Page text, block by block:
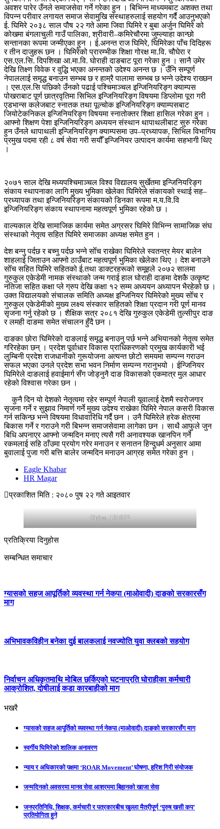
अवशर पारेर उँनले समाजसेवा गर्ने गरेका हुन । बिभिन्न माध्यमबाट अशक्त तथा
विपन्न परीवार लगायत समाज सेवामुखि संस्थाहरुलाई सहयोग गर्दै आउनुभएको
ई. घिमिरे २०३८ साल पौष २२ गते आमा जिवा घिमिरे र बुबा अर्जुन घिमिरे को
कोखमा बंगलाचुली गाउँ पालिका, श्रीवारी–कमिरेचौरमा जुम्ल्याहा कान्छो
सन्तानका रूपमा जन्मीएका हुन । ई.अनन्त राज घिमिरे, घिमिरेका पाँच दिदिहरू
र तीन दाजुहरू छन । घिमिरेको प्रारम्भीक शिक्षा गोरक्ष मा.वि. चौघेरा र
एस.एल.सि. दिपशिखा आ.मा.वि. घोराही दाङबाट पूरा गरेका हुन । सानै उमेर
देखि तिक्ष्ण विवेक र वुद्धि भएका अनन्तको उदेश्य अनन्त छ । उँनि सम्पूर्ण
नेपाललाई समृद्ध बनाउन सम्भब छ र हाम्रै पालामा सम्भब छ भन्ने उदेश्य राख्छन
। एस.एल.सि पछिको उँनको पढाई पश्चिमाञ्चल इन्जिनियरिङ्ग क्याम्पस
पोखराबाट पूर्ण छात्रवृतिमा सिभिल इन्जिनियरिङ्ग विषयमा डिप्लोमा पूरा गरी
एडभान्स कलेजबाट स्नातक तथा पूल्चोक इन्जिनियरिङ्ग क्याम्पसबाट
जियोटेकनिकल इन्जिनियरिङ्ग विषयमा स्नातोक्तर शिक्षा हासिल गरेका हुन ।
आफ्नो शिक्षण पेशा इन्जिनियरिङ्ग अध्ययन संस्थान थापाथलीबाट सुरु गरेका
हुन उँनले थापाथली इन्जिनियरिङ्ग क्याम्पसमा उप–प्रध्यापक, सिभिल विभागिय
प्रमुख पदमा रही ८ वर्ष सेवा गरी सयौँ इन्जिनियर उत्पादन कार्यमा सहभागी थिए
।
२०७१ साल देखि मध्यपश्चिमाञ्चल विश्व विद्यालय सुर्खेतमा इन्जिनियरिङ्ग
संकाय स्थापनाका लागि मुख्य भुमिका खेलेका घिमिरेले संकायको स्थाई सह–
प्रध्यापक तथा इन्जिनियरिङ्ग संकायको डिनका रूपमा म.य.वि.वि
इन्जिनियरिङ्ग संकाय स्थापनामा महत्वपूर्ण भुमिका रहेको छ ।
वाल्यकाल देखि सामाजिक कार्यमा समेत अग्रसर घिमिरे विभिन्न सामाजिक संघ
संस्थाको नेतृत्व सहित घिमिरे समाजका अध्यक्ष समेत हुन ।
देश बन्नु पर्दछ र बच्नु पर्दछ भन्ने सोँच राखेका घिमिरेले स्वतन्त्र मेयर बालेन
शाहलाई जिताउन आफ्नो ठाउँबाट महत्वपूर्ण भुमिका खेलेका थिए । देश बनाउने
सोँच सहित घिमिरे सहितको ई.तथा डाक्टरहरूको समूहले २०७२ सालमा
गुरुकुल एकेडेमी नामक संस्थाको जन्म गराई हाल घोराही दाङमा देशकै उत्कृष्ट
नतिजा सहित कक्षा प्ले ग्रुप देखि कक्षा १२ सम्म अध्ययन अध्यापन भैरहेको छ ।
उक्त विद्यालयको संचालक समिति अध्यक्ष इन्जिनियर घिमिरेको मुख्य सोँच र
गुरुकुल एकेडेमीको मुख्य लक्ष्य संस्कार सहितको शिक्षा प्रदान गरी पूर्ण मानव
सृजना गर्नु रहेको छ । शैक्षिक सत्र २०८१ देखि गुरुकुल एकेडेमी तुल्सीपुर दाङ
र लमही दाङमा समेत संचालन हुँदै छन ।
दाङका छोरा घिमिरेको दाङलाई समृद्ध बनाउनु पर्छ भन्ने अभियानको नेतृत्व समेत
गरिरहेका छन् । प्रदेश पूर्वाधार विकास प्राधिकरणको प्रमुख कार्यकारी भई
लुम्बिनी प्रदेश राजधानीको गुरूयोजना अत्यन्त छोटो समयमा सम्पन्न गराउन
सफल भएका उनले प्रदेश सभा भवन निर्माण सम्पन्न गरानुभयो । ईन्जिनियर
घिमिरेले दाङलाई हवाईमार्ग सँग जोड्नुनै दाङ विकासको एकमात्र मुल आधार
रहेको विश्वास गरेका छन ।
कुनै दिन यो देशको नेतृत्वमा रहेर सम्पूर्ण नेपाली यूवालाई देशमै स्वरोजगार
सृजना गर्ने र सुझाव निमार्ण गर्ने मुख्य उदेश्य राखेका घिमिरे नेपाल कसरी विकास
गर्न सकिन्छ भन्ने विषयमा विधावारिधि गर्दै छन । उनै घिमिरेले हरेक क्षेत्रमा
बिकास गर्ने र गराउने गरी बिभन्न समाजसेवामा लागेका छन । साथै आफुले जुन
बिधि अपनाएर आफ्नो जन्मदिन मनाए त्यसै गरी अनावश्यक खानपिन गर्ने
रकमलाई सहि ठाँउमा प्रयोग गरेर मनाउन र सनातन हिन्दुधर्म अनुसार आमा
बुवालाई पुजा गरी बत्ति बालेर जन्मदिन मनाउन आग्रह समेत गरेका हुन ।
Eagle Khabar
HR Magar
प्रकाशित मिति : २०८० पुष २२ गते आइतवार
Oplus_131072
प्रतिक्रिया दिनुहोस
सम्बन्धित समाचार
ग्यासको सहज आपूर्तिको व्यवस्था गर्न नेकपा (माओवादी) दाङको सरकारसँग
माग
अभिभावकविहीन बनेका दुई बालकलाई नवज्योति युवा क्लबको सहयोग
निर्वाचन अधिकृतमाथि मोबिल छर्किएको घटनाप्रति घोराहीका कर्मचारी
आक्रोशित, दोषीलाई कडा कारबाहीको माग
भखरै
ग्यासको सहज आपूर्तिको व्यवस्था गर्न नेकपा (माओवादी) दाङको सरकारसँग माग
स्वर्गीय घिमिरेको शालिक अनावरण
न्याय र अधिकारको पक्षमा ‘ROAR Movement’ घोषणा, हरिश गिरी संयोजक
जन्मदिनको अवसरमा मानव सेवा आश्रममा बिहानको खाजा सेवा
जनप्रतिनिधि, शिक्षक, कर्मचारी र पत्रकारबीच खुल्ला मैत्रीपूर्ण ‘पुरुष खसी कप’
प्रतियोगिता हुने